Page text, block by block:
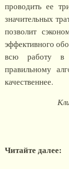
проводить ее
значительных
позволит
эффективного
всю работу в
правильному
качественнее.
Читайте далее: